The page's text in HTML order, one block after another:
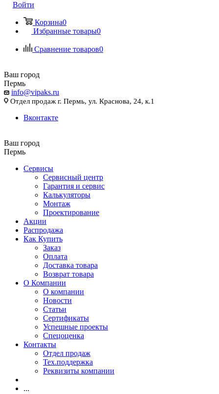
Войти
Корзина0
Избранные товары0
Сравнение товаров0
Ваш город
Пермь
info@vipaks.ru
Отдел продаж г. Пермь, ул. Краснова, 24, к.1
Вконтакте
Ваш город
Пермь
Сервисы
Сервисный центр
Гарантия и сервис
Калькуляторы
Монтаж
Проектирование
Акции
Распродажа
Как Купить
Заказ
Оплата
Доставка товара
Возврат товара
О Компании
О компании
Новости
Статьи
Сертификаты
Успешные проекты
Спецоценка
Контакты
Отдел продаж
Тех.поддержка
Реквизиты компании
...